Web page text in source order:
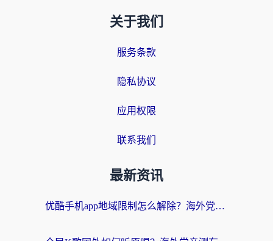
关于我们
服务条款
隐私协议
应用权限
联系我们
最新资讯
优酷手机app地域限制怎么解除？海外党亲测有效的追剧方案